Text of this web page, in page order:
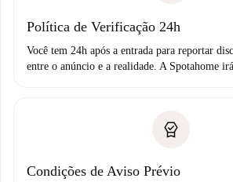
Política de Verificação 24h
Você tem 24h após a entrada para reportar
entre o anúncio e a realidade. A Spotahome
Condições de Aviso Prévio